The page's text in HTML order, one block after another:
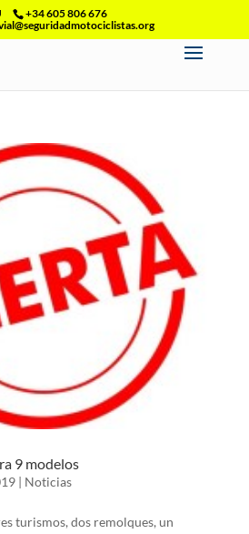
+34 605 806 676
9 modelos
| Noticias
turismos, dos remolques, un